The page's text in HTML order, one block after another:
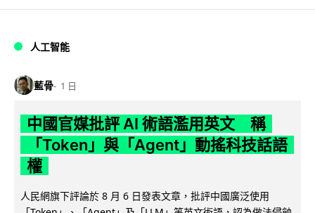
人工智能
藍骨 1 日
中國官媒批評 AI 術語濫用英文 稱
「Token」與「Agent」動搖科技話語
權
人民網旗下評論於 8 月 6 日發表文章，批評中國廣泛使用